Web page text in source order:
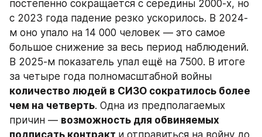
постепенно сокращается с середины 2000-х, но
с 2023 года падение резко ускорилось. В 2024-
м оно упало на 14 000 человек — это самое
большое снижение за весь период наблюдений.
В 2025-м показатель упал ещё на 7500. В итоге
количество людей в СИЗО сократилось более
чем на четверть. Одна из предполагаемых
причин — возможность для обвиняемых
подписать контракт и отправиться на войну до